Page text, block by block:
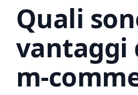
Quali
vantaggi
m-